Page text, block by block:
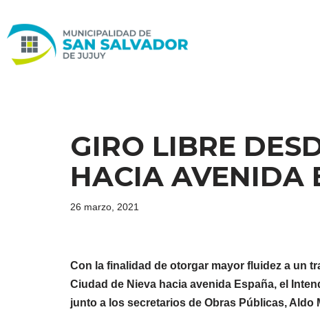
Ir
al
GIRO LIBRE
HACIA AVENIDA
26 marzo, 2021
Con la finalidad de otorgar mayor fluidez a un
Ciudad de Nieva hacia avenida España, el
junto a los secretarios de Obras Públicas,